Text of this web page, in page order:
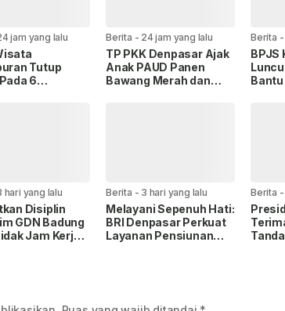
jam yang lalu
Tutup
6
Berita - 24 jam yang lalu
TP PKK Denpasar Ajak
Anak PAUD Panen
Bawang Merah dan
Berita -
BPJS
hari yang lalu
Disiplin
GDN Badung
Jam Kerja
Berita - 3 hari yang lalu
Melayani Sepenuh Hati:
BRI Denpasar Perkuat
Layanan Pensiunan
Berita -